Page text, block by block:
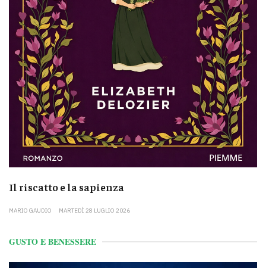
Il riscatto e la sapienza
MARIO GAUDIO MARTEDÌ 28 LUGLIO 2026
GUSTO E BENESSERE